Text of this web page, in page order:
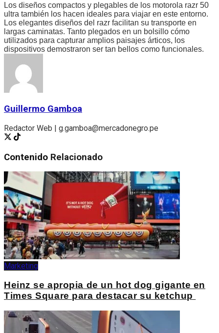
Los diseños compactos y plegables de los motorola razr 50
ultra también los hacen ideales para viajar en este entorno.
Los elegantes diseños del razr facilitan su transporte en
largas caminatas. Tanto plegados en un bolsillo cómo
utilizados para capturar amplios paisajes árticos, los
dispositivos demostraron ser tan bellos como funcionales.
Guillermo Gamboa
Redactor Web | g.gamboa@mercadonegro.pe
Contenido Relacionado
Marketing
Heinz se apropia de un hot dog gigante en
Times Square para destacar su ketchup